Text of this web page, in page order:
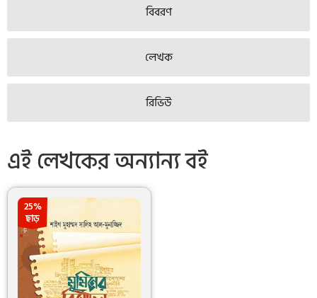
বিবরণ
লেখক
রিভিউ
এই লেখকের অন্যান্য বই
25%
ছাড়